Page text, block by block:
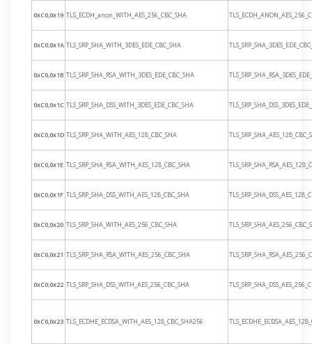
0xC0,0x19 TLS_ECDH_anon_WITH_AES_256_CBC_SHA
0xC0,0x1A TLS_SRP_SHA_WITH_3DES_EDE_CBC_SHA
0xC0,0x1B TLS_SRP_SHA_RSA_WITH_3DES_EDE_CBC_SHA
0xC0,0x1C TLS_SRP_SHA_DSS_WITH_3DES_EDE_CBC_SHA
0xC0,0x1D TLS_SRP_SHA_WITH_AES_128_CBC_SHA
0xC0,0x1E TLS_SRP_SHA_RSA_WITH_AES_128_CBC_SHA
0xC0,0x1F TLS_SRP_SHA_DSS_WITH_AES_128_CBC_SHA
0xC0,0x20 TLS_SRP_SHA_WITH_AES_256_CBC_SHA
0xC0,0x21 TLS_SRP_SHA_RSA_WITH_AES_256_CBC_SHA
0xC0,0x22 TLS_SRP_SHA_DSS_WITH_AES_256_CBC_SHA
0xC0,0x23 TLS_ECDHE_ECDSA_WITH_AES_128_CBC_SHA256